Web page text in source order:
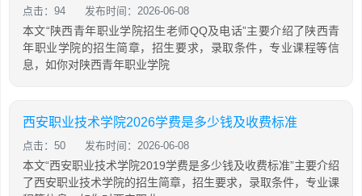
点击：94 发布时间：2026-06-08
本文“陕西青年职业学院招生老师QQ及电话”主要介绍了陕西青
年职业学院的招生简章，招生要求，录取条件，专业课程等信
息，如你对陕西青年职业学院
西安职业技术学院2026学费是多少钱及收费标准
点击：50 发布时间：2026-06-08
本文“西安职业技术学院2019学费是多少钱及收费标准”主要介绍
了西安职业技术学院的招生简章，招生要求，录取条件，专业课